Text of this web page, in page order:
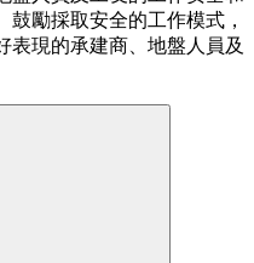
勵採取安全的工作模式，
表現的承建商、地盤人員及